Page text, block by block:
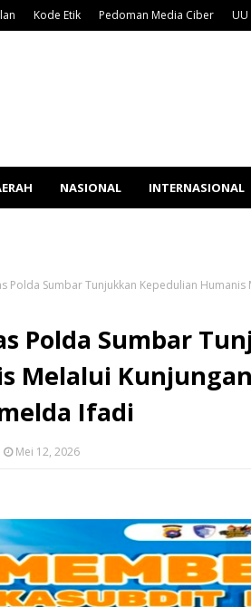
Kode Etik Pedoman Media Ciber UU
NASIONAL INTERNASIONAL
Polda Sumbar Tunjukkan Kepedulian
Polda Sumbar
Melalui
Ifadi
Mei 12, 2026